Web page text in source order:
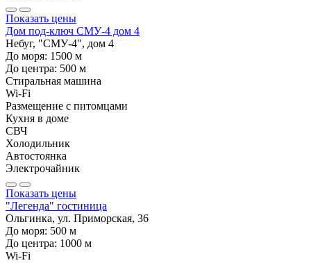
Показать цены
Дом под-ключ СМУ-4 дом 4
Небуг, "СМУ-4", дом 4
До моря: 1500 м
До центра: 500 м
Стиральная машина
Wi-Fi
Размещение с питомцами
Кухня в доме
СВЧ
Холодильник
Автостоянка
Электрочайник
Показать цены
"Легенда" гостиница
Ольгинка, ул. Приморская, 36
До моря: 500 м
До центра: 1000 м
Wi-Fi